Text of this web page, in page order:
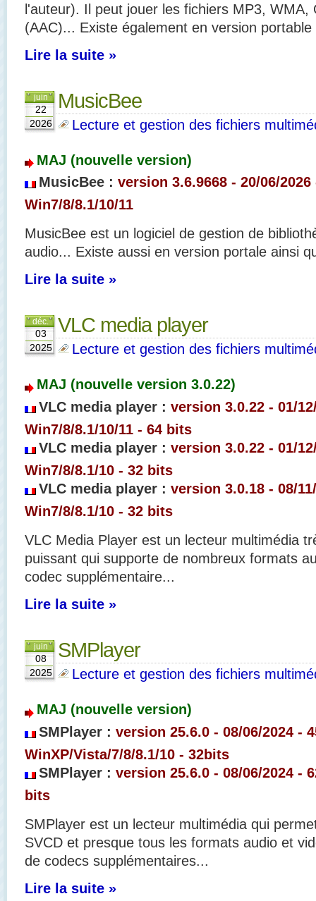
l'auteur). Il peut jouer les fichiers MP3, WMA,
(AAC)... Existe également en version
Lire la suite »
juin
22
2026
MusicBee
Lecture et gestion des fichiers
MAJ (nouvelle version)
MusicBee : version 3.6.9668 - 20/06/2026
Win7/8/8.1/10/11
MusicBee est un logiciel de gestion de
audio... Existe aussi en version portale ainsi
Lire la suite »
déc.
03
2025
VLC media player
Lecture et gestion des fichiers
MAJ (nouvelle version 3.0.22)
VLC media player : version 3.0.22 - 01/
Win7/8/8.1/10/11 - 64 bits
VLC media player : version 3.0.22 - 01/
Win7/8/8.1/10 - 32 bits
VLC media player : version 3.0.18 - 08/
Win7/8/8.1/10 - 32 bits
VLC Media Player est un lecteur multimédia
puissant qui supporte de nombreux formats
codec supplémentaire...
Lire la suite »
juin
08
2025
SMPlayer
Lecture et gestion des fichiers
MAJ (nouvelle version)
SMPlayer : version 25.6.0 - 08/06/2024 -
WinXP/Vista/7/8/8.1/10 - 32bits
SMPlayer : version 25.6.0 - 08/06/2024 -
bits
SMPlayer est un lecteur multimédia qui
SVCD et presque tous les formats audio et
de codecs supplémentaires...
Lire la suite »